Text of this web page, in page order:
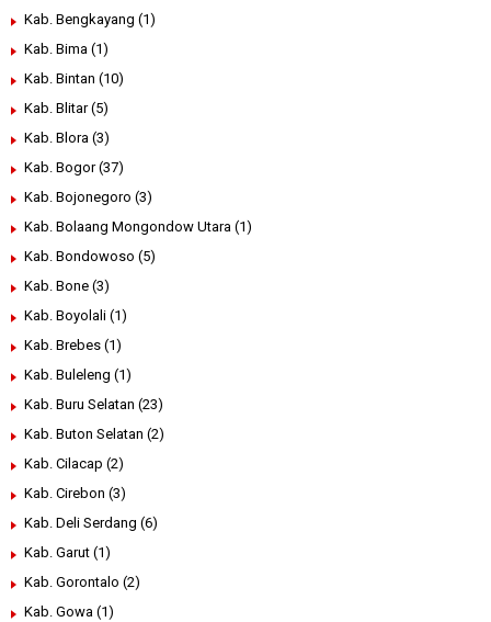
Kab. Bengkayang (1)
Kab. Bima (1)
Kab. Bintan (10)
Kab. Blitar (5)
Kab. Blora (3)
Kab. Bogor (37)
Kab. Bojonegoro (3)
Kab. Bolaang Mongondow Utara (1)
Kab. Bondowoso (5)
Kab. Bone (3)
Kab. Boyolali (1)
Kab. Brebes (1)
Kab. Buleleng (1)
Kab. Buru Selatan (23)
Kab. Buton Selatan (2)
Kab. Cilacap (2)
Kab. Cirebon (3)
Kab. Deli Serdang (6)
Kab. Garut (1)
Kab. Gorontalo (2)
Kab. Gowa (1)